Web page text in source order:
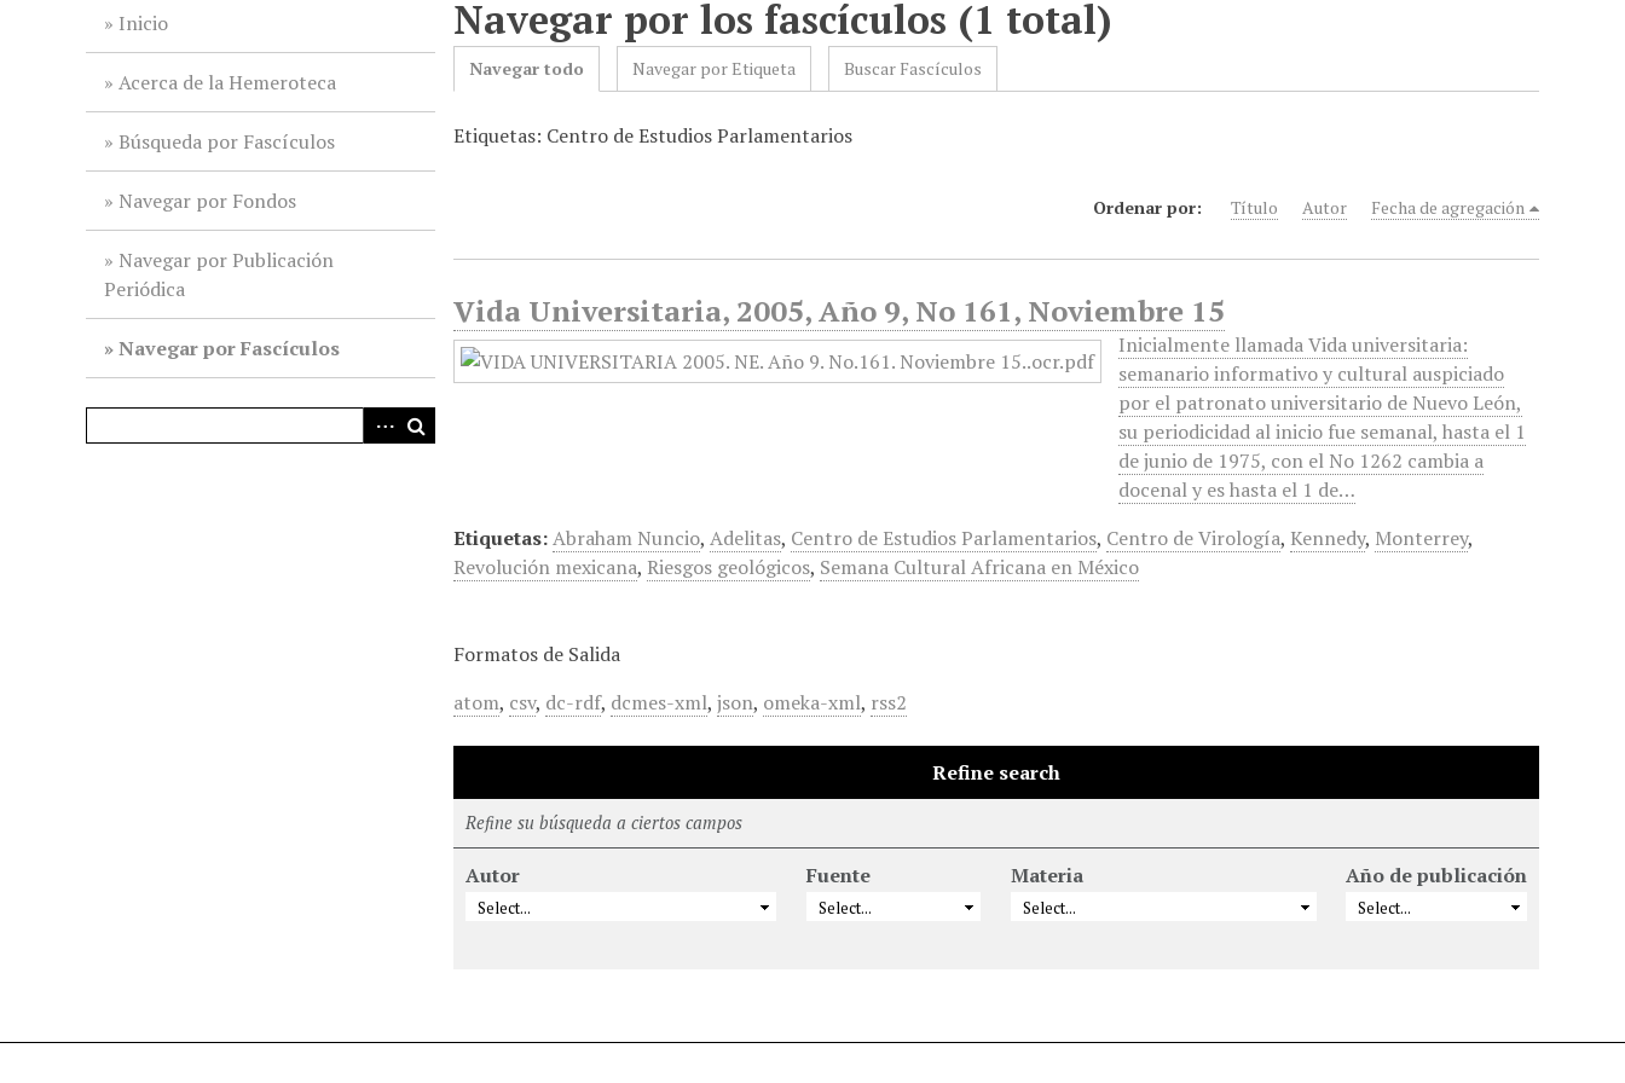
Inicio
Acerca de la Hemeroteca
Búsqueda por Fascículos
Navegar por Fondos
Navegar por Publicación
Periódica
Navegar por Fascículos
Navegar por los fascículos (1 total)
Navegar todo Navegar por Etiqueta Buscar Fascículos
Etiquetas: Centro de Estudios Parlamentarios
Ordenar por: Título Autor Fecha de agregación
Vida Universitaria, 2005, Año 9, No 161, Noviembre 15
Inicialmente llamada Vida universitaria:
semanario informativo y cultural auspiciado
por el patronato universitario de Nuevo León,
su periodicidad al inicio fue semanal, hasta el 1
de junio de 1975, con el No 1262 cambia a
docenal y es hasta el 1 de…
Etiquetas:Abraham Nuncio,Adelitas, Centro de Estudios Parlamentarios, Centro de Virología, Kennedy, Monterrey,
Revolución mexicana, Riesgos geológicos, Semana Cultural Africana en México
Formatos de Salida
atom, csv, dc-rdf, dcmes-xml,json, omeka-xml, rss2
Refine search
Refine su búsqueda a ciertos campos
Autor Fuente Materia Año de publicación